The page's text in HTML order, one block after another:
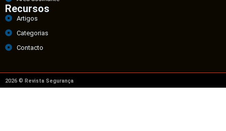
Recursos
Artigos
Categorias
Contacto
2026 © Revista Segurança